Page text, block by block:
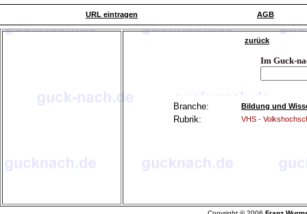
URL eintragen AGB
zurück
Im Guck-
Branche: Bildung und
Rubrik: VHS -